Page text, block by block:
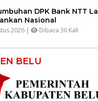
DPK Bank NTT
Nasional
2026 | Dibaca 30 Kali
BELU